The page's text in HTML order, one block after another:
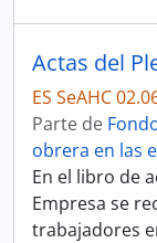
ES SeAHC
Parte de
obrera en las
En el libro de
Empresa se
trabajadores